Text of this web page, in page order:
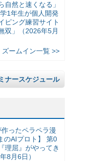
自然と速くなる」
1年生が個人開発
ピング練習サイト
双」（2026年5月
ズームイン一覧 >>
ナースケジュール
ったペラペラ漫
のAIプロト】 第0
理屈』がやってき
8月6日）